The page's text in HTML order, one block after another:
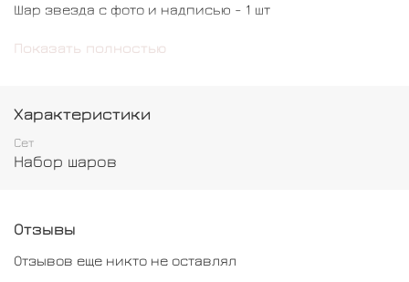
Шар звезда с фото и надписью - 1 шт
Шар сердце - 1 шт
Шар цифра - 1 шт
Показать полностью
Характеристики
Сет
Набор шаров
Отзывы
Отзывов еще никто не оставлял